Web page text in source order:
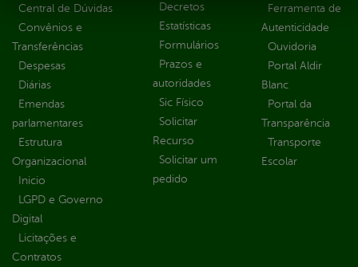
Central de Dúvidas
Convênios e
Transferências
Despesas
Diárias
Emendas
parlamentares
Estrutura
Organizacional
Inicio
LGPD e Governo
Digital
Licitações e
Contratos
Decretos
Estatísticas
Formulários
Prazos e
autoridades
Sic Físico
Solicitar
Recurso
Solicitar um
pedido
Ferramenta de
Autenticidade
Ouvidoria
Portal Aldir
Blanc
Portal da
Transparência
Transporte
Escolar